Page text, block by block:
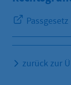
Passgesetz
zurück zur